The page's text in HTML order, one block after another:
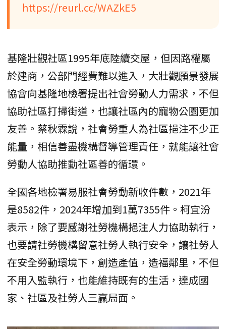
https://reurl.cc/WAZkE5
基隆壯觀社區1995年底陸續交屋，但因路權屬
於建商，公部門經費難以進入，大壯觀願景發展
協會向基隆地檢署提出社會勞動人力需求，不但
協助社區打掃街道，也讓社區內的寵物公園更加
友善。蔡秋霖說，社會勞重人為社區挹注不少正
能量，相信善盡機構督導管理責任，就能讓社會
勞動人協助推動社區善的循環。
全國各地檢署易服社會勞動新收件數，2021年
是8582件，2024年增加到1萬7355件。柯宜汾
表示，除了要感謝社勞機構挹注人力協助執行，
也要請社勞機構留意社勞人執行安全，讓社勞人
在安全勞動環境下，創造產值，造福鄰里，不但
不用入監執行，也能維持既有的生活，達成國
家、社區及社勞人三贏局面。